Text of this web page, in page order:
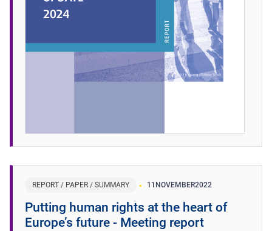
REPORT / PAPER / SUMMARY 11 NOVEMBER2022
Putting human rights at the heart of
Europe’s future - Meeting report